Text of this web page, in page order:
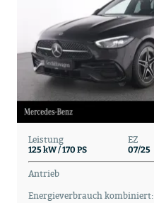
Leistung
125 kW / 170 PS
EZ
07/25
Antrieb
Energieverbrauch kombiniert: